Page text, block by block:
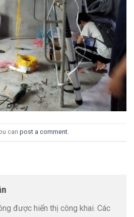
can post a comment
được hiển thị công khai. Các